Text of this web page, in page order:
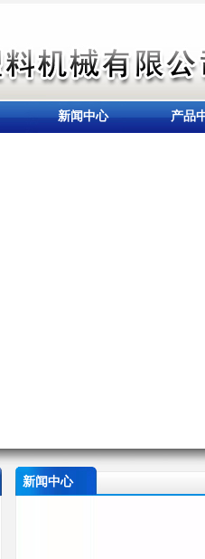
新闻中心 产品
新闻中心